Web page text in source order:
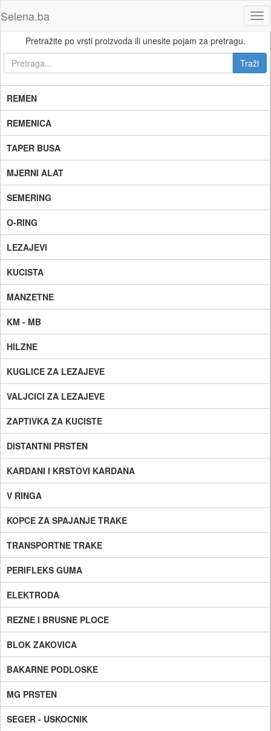
Selena.ba
Pretražite po vrsti proizvoda ili unesite pojam za pretragu.
REMEN
REMENICA
TAPER BUSA
MJERNI ALAT
SEMERING
O-RING
LEZAJEVI
KUCISTA
MANZETNE
KM - MB
HILZNE
KUGLICE ZA LEZAJEVE
VALJCICI ZA LEZAJEVE
ZAPTIVKA ZA KUCISTE
DISTANTNI PRSTEN
KARDANI I KRSTOVI KARDANA
V RINGA
KOPCE ZA SPAJANJE TRAKE
TRANSPORTNE TRAKE
PERIFLEKS GUMA
ELEKTRODA
REZNE I BRUSNE PLOCE
BLOK ZAKOVICA
BAKARNE PODLOSKE
MG PRSTEN
SEGER - USKOCNIK